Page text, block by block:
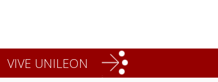
VIVE UNILEON